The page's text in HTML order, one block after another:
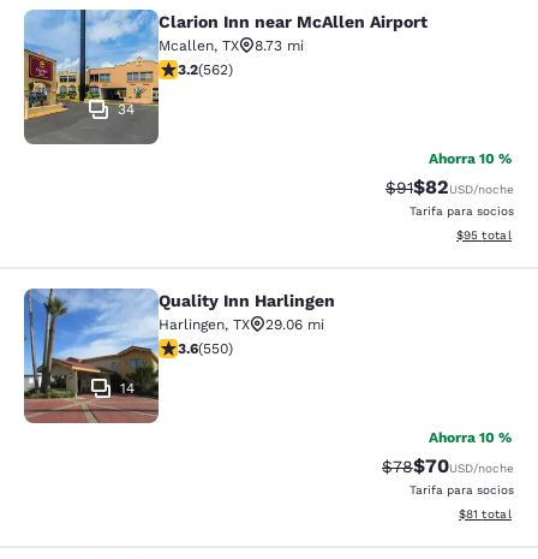
Clarion Inn near McAllen Airport
34
Clarion Inn near McAllen Airport
Mcallen, TX
8.73 mi
calificación de 3.23 estrellas. Bueno. 562 reseñas
3.2(562)
Ahorra 10 %
Precio tachado:
$91Precio con
$82USD/noche
Tarifa para socios
Ver detalles
$95 total
Quality Inn Harlingen
14
Quality Inn Harlingen
Harlingen, TX
29.06 mi
calificación de 3.58 estrellas. Bueno. 550 reseñas
3.6(550)
Ahorra 10 %
Precio tachado:
$78Precio con
$70USD/noche
Tarifa para socios
Ver detalles
$81 total